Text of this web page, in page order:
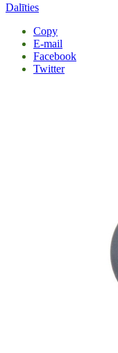
Dalīties
Copy
E-mail
Facebook
Twitter